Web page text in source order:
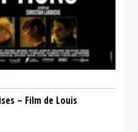
– Film de Louis